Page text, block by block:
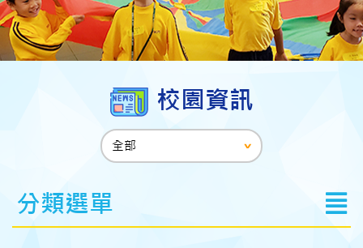
校園資訊
分類選單